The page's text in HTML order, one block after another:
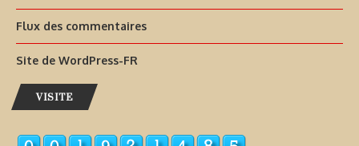
Flux des commentaires
Site de WordPress-FR
VISITE